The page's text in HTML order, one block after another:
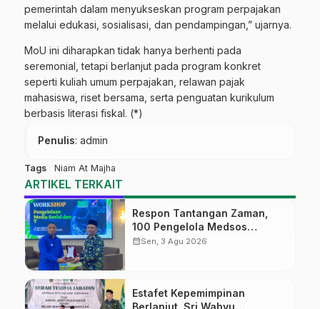
pemerintah dalam menyukseskan program perpajakan
melalui edukasi, sosialisasi, dan pendampingan,” ujarnya.
MoU ini diharapkan tidak hanya berhenti pada
seremonial, tetapi berlanjut pada program konkret
seperti kuliah umum perpajakan, relawan pajak
mahasiswa, riset bersama, serta penguatan kurikulum
berbasis literasi fiskal. (*)
Penulis: admin
Tags Niam At Majha
ARTIKEL TERKAIT
Respon Tantangan Zaman,
100 Pengelola Medsos
Sekolah Ma’arif Pekalongan
calendar_monthSen, 3 Agu 2026
Estafet Kepemimpinan
Berlanjut, Sri Wahyu